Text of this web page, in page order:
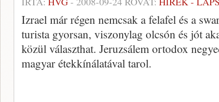
Izrael már régen nemcsak a felafel és a
turista gyorsan, viszonylag olcsón és jót
közül választhat. Jeruzsálem ortodox
magyar étekkínálatával tarol.